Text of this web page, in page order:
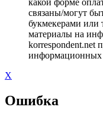
какой форме
связаны/могут
букмекерами или
материалы на
korrespondent.net
информационных
X
Ошибка